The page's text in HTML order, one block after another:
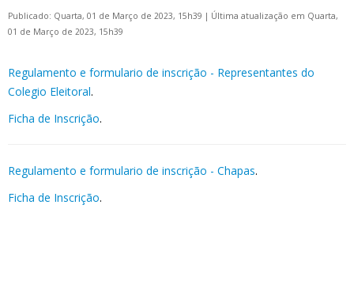
Publicado: Quarta, 01 de Março de 2023, 15h39 | Última atualização em Quarta,
01 de Março de 2023, 15h39
Regulamento e formulario de inscrição - Representantes do
Colegio Eleitoral.
Ficha de Inscrição.
Regulamento e formulario de inscrição - Chapas.
Ficha de Inscrição.